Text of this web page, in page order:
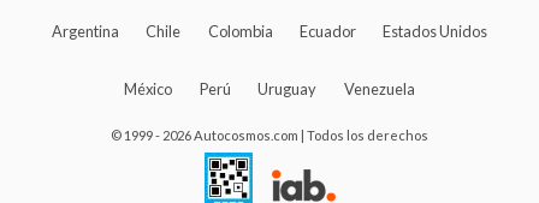
Argentina Chile Colombia Ecuador Estados Unidos
México Perú Uruguay Venezuela
© 1999 - 2026 Autocosmos.com | Todos los derechos